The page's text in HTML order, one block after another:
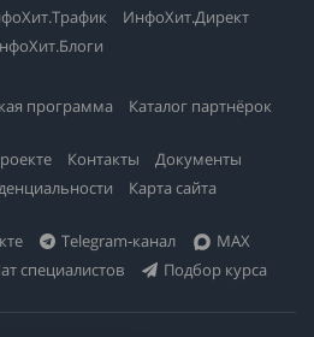
ИнфоХит.Директ
программа Каталог партнёрок
Контакты
Документы
Карта сайта
Telegram-канал
MAX
специалистов Подбор курса